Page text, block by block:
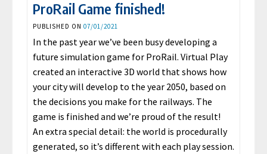
ProRail Game finished!
PUBLISHED ON 07/01/2021
In the past year we’ve been busy developing a
future simulation game for ProRail. Virtual Play
created an interactive 3D world that shows how
your city will develop to the year 2050, based on
the decisions you make for the railways. The
game is finished and we’re proud of the result!
An extra special detail: the world is procedurally
generated, so it’s different with each play session.